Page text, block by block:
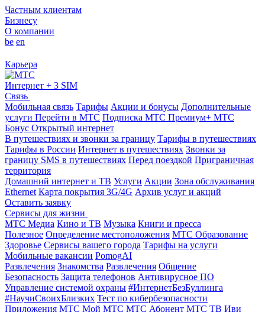
Частным клиентам
Бизнесу
О компании
be en
Карьера
Интернет + 3 SIM
Связь
Мобильная связь Тарифы Акции и бонусы Дополнительные
услуги Перейти в МТС Подписка МТС Премиум+ МТС
Бонус Открытый интернет
В путешествиях и звонки за границу Тарифы в путешествиях
Тарифы в России Интернет в путешествиях Звонки за
границу SMS в путешествиях Перед поездкой Приграничная
территория
Домашний интернет и ТВ Услуги Акции Зона обслуживания
Ethernet Карта покрытия 3G/4G Архив услуг и акций
Оставить заявку
Сервисы для жизни
МТС Медиа Кино и ТВ Музыка Книги и пресса
Полезное Определение местоположения МТС Образование
Здоровье Сервисы вашего города Тарифы на услуги
Мобильные вакансии PomogAI
Развлечения Знакомства Развлечения Общение
Безопасность Защита телефонов Антивирусное ПО
Управление системой охраны #ИнтернетБезБуллинга
#НаучиСвоихБлизких Тест по кибербезопасности
Приложения МТС Мой МТС МТС Абонент МТС ТВ Иви